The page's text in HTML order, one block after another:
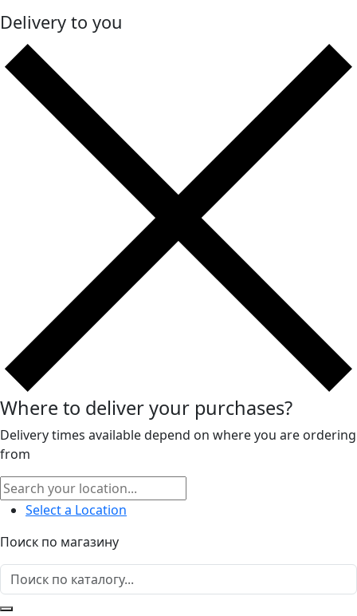
Delivery to you
Where to deliver your purchases?
Delivery times available depend on where you are ordering
from
Select a Location
Поиск по магазину